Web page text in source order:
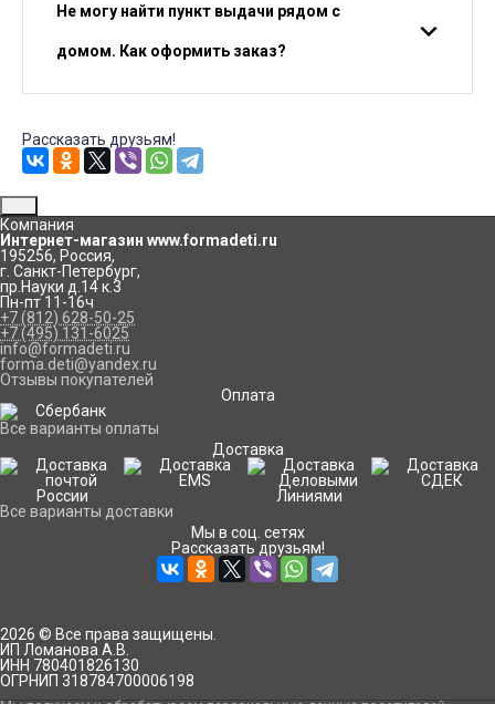
Не могу найти пункт выдачи рядом с
домом. Как оформить заказ?
Рассказать друзьям!
Компания
Интернет-магазин www.formadeti.ru
195256, Россия,
г. Санкт-Петербург,
пр.Науки д.14 к.3
Пн-пт 11-16ч
+7 (812) 628-50-25
+7 (495) 131-6025
info@formadeti.ru
forma.deti@yandex.ru
Отзывы покупателей
Оплата
Все варианты оплаты
Доставка
Все варианты доставки
Мы в соц. сетях
Рассказать друзьям!
2026 © Все права защищены.
ИП Ломанова А.В.
ИНН 780401826130
ОГРНИП 318784700006198